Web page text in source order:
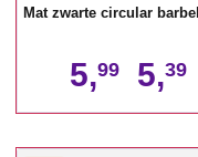
Mat zwarte circular barbell
5,99 5,39